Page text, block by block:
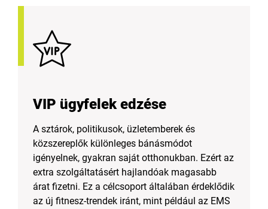
VIP ügyfelek edzése
A sztárok, politikusok, üzletemberek és
közszereplők különleges bánásmódot
igényelnek, gyakran saját otthonukban. Ezért az
extra szolgáltatásért hajlandóak magasabb
árat fizetni. Ez a célcsoport általában érdeklődik
az új fitnesz-trendek iránt, mint például az EMS